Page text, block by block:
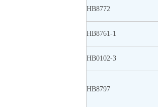
HB8772
HB8761-1
HB0102-3
HB8797